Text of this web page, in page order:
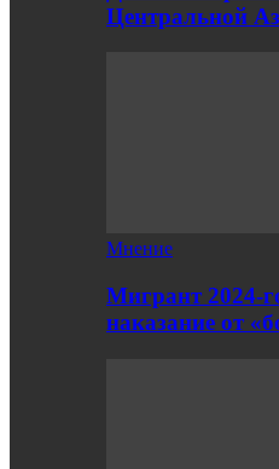
Центральной
Мнение
Мигрант 2024-
наказание от